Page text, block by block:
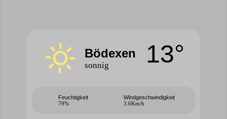
Bödexen
sonnig 13°
Feuchtigkeit
79%
Windgeschwindigkeit
3.6Km/h